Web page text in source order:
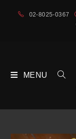
02-8025-0367
MENU